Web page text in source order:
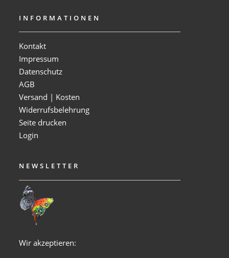
INFORMATIONEN
Kontakt
Impressum
Datenschutz
AGB
Versand | Kosten
Widerrufsbelehrung
Seite drucken
Login
NEWSLETTER
Wir akzeptieren: